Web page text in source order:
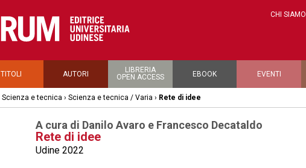
CHI SIAMO
TITOLI AUTORI
LIBRERIA
OPEN ACCESS
EBOOK EVENTI
Scienza e tecnica › Scienza e tecnica / Varia › Rete di idee
A cura di Danilo Avaro e Francesco Decataldo
Rete di idee
Udine 2022